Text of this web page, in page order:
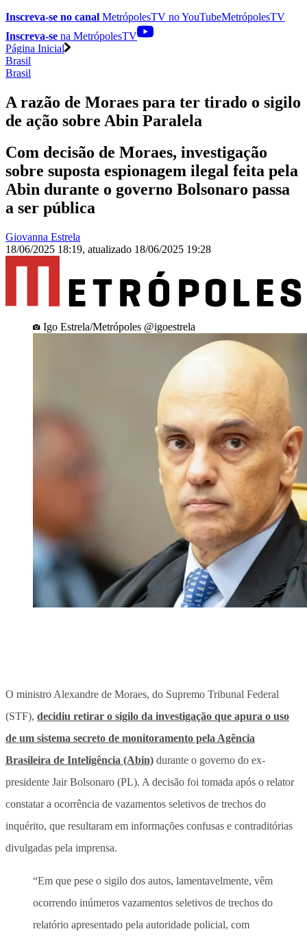
Inscreva-se no canal MetrópolesTV noYouTubeMetrópolesTV
Inscreva-se na MetrópolesTV
Página Inicial
Brasil
Brasil
A razão de Moraes para ter tirado o sigilo
de ação sobre Abin Paralela
Com decisão de Moraes, investigação
sobre suposta espionagem ilegal feita pela
Abin durante o governo Bolsonaro passa
a ser pública
Giovanna Estrela
18/06/2025 18:19, atualizado 18/06/2025 19:28
Igo Estrela/Metrópoles @igoestrela
O ministro Alexandre de Moraes, do Supremo Tribunal Federal
(STF), decidiu retirar o sigilo da investigação que apura o uso
de um sistema secreto de monitoramento pela Agência
Brasileira de Inteligência (Abin) durante o governo do ex-
presidente Jair Bolsonaro (PL). A decisão foi tomada após o relator
constatar a ocorrência de vazamentos seletivos de trechos do
inquérito, que resultaram em informações confusas e contraditórias
divulgadas pela imprensa.
“Em que pese o sigilo dos autos, lamentavelmente, vêm
ocorrendo inúmeros vazamentos seletivos de trechos do
relatório apresentado pela autoridade policial, com